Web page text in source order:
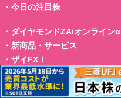
・ 今日の注目株
・ ダイヤモンドZAiオンラインα
・ 新商品・サービス
・ ザイFX！